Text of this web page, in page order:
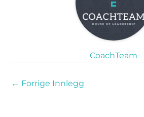
CoachTeam
← Forrige Innlegg